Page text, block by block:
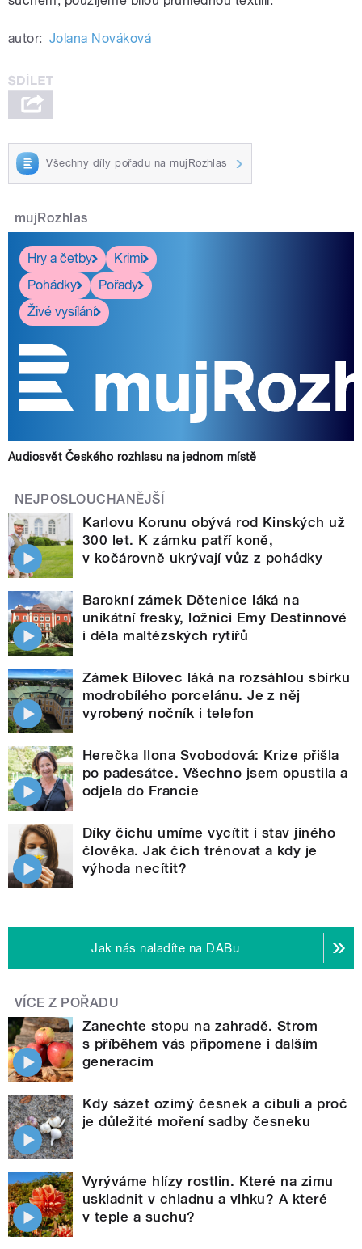
autor: Jolana Nováková
Všechny díly pořadu na mujRozhlas
mujRozhlas
Hry a četby
Krimi
Pohádky
Pořady
Živé vysílání
Audiosvět Českého rozhlasu na jednom místě
NEJPOSLOUCHANĚJŠÍ
Karlovu Korunu obývá rod Kinských už
300 let. K zámku patří koně,
v kočárovně ukrývají vůz z pohádky
Barokní zámek Dětenice láká na
unikátní fresky, ložnici Emy Destinnové
i děla maltézských rytířů
Zámek Bílovec láká na rozsáhlou sbírku
modrobílého porcelánu. Je z něj
vyrobený nočník i telefon
Herečka Ilona Svobodová: Krize přišla
po padesátce. Všechno jsem opustila a
odjela do Francie
Díky čichu umíme vycítit i stav jiného
člověka. Jak čich trénovat a kdy je
výhoda necítit?
Jak nás naladíte na DABu
VÍCE Z POŘADU
Zanechte stopu na zahradě. Strom
s příběhem vás připomene i dalším
generacím
Kdy sázet ozimý česnek a cibuli a proč
je důležité moření sadby česneku
Vyrýváme hlízy rostlin. Které na zimu
uskladnit v chladnu a vlhku? A které
v teple a suchu?